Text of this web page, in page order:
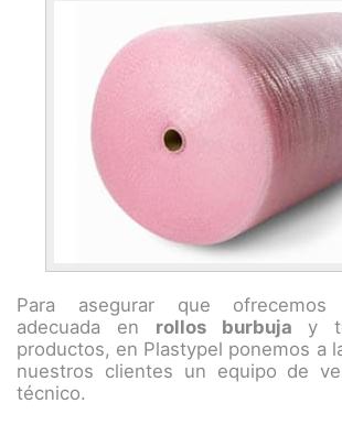
Para asegurar que
adecuada en rollos burbuja y
productos, en Plastypel ponemos a
nuestros clientes un equipo de
técnico.